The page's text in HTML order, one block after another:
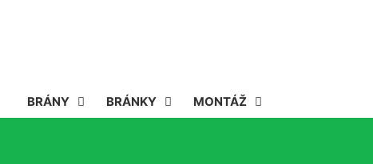
BRÁNY BRÁNKY MONTÁŽ